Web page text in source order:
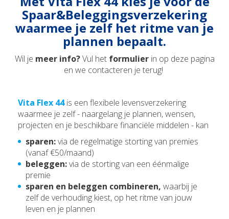
Spaar&Beleggingsverzekering
waarmee je zelf het ritme van je
plannen bepaalt.
Wil je meer info?Vul het formulier in op deze pagina
en we contacteren je terug!
Vita Flex 44is een flexibele levensverzekering
waarmee je zelf - naargelang je plannen, wensen,
projecten en je beschikbare financiële middelen - kan
sparen:via de regelmatige storting van premies
(vanaf €50/maand)
beleggen:via de storting van een éénmalige
premie
sparen en beleggen combineren, waarbij je
zelf de verhouding kiest, op het ritme van jouw
leven en je plannen